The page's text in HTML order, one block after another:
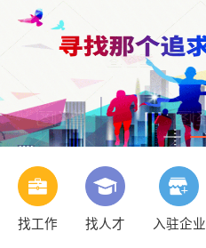
找工作 找人才 入驻企业